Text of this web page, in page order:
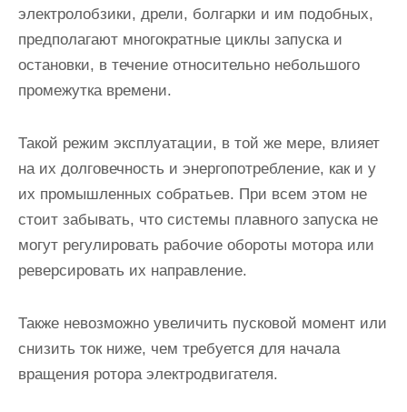
электролобзики, дрели, болгарки и им подобных,
предполагают многократные циклы запуска и
остановки, в течение относительно небольшого
промежутка времени.
Такой режим эксплуатации, в той же мере, влияет
на их долговечность и энергопотребление, как и у
их промышленных собратьев. При всем этом не
стоит забывать, что системы плавного запуска не
могут регулировать рабочие обороты мотораили
реверсировать их направление.
Также невозможно увеличить пусковой момент или
снизить ток ниже, чем требуется для начала
вращения ротора электродвигателя.